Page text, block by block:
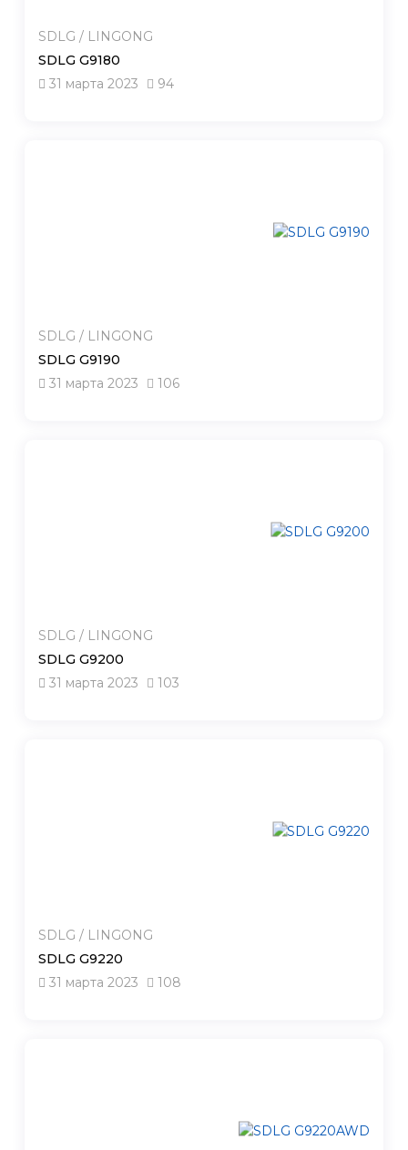
SDLG / LINGONG
SDLG G9180
31 марта 2023
94
SDLG / LINGONG
SDLG G9190
31 марта 2023
106
SDLG / LINGONG
SDLG G9200
31 марта 2023
103
SDLG / LINGONG
SDLG G9220
31 марта 2023
108